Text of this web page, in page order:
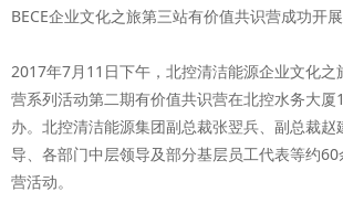
BECE企业文化之旅第三站有价值共识营成功开展
2017年7月11日下午，北控清洁能源企业文化之
营系列活动第二期有价值共识营在北控水务大
办。北控清洁能源集团副总裁张翌兵、副总裁赵
导、各部门中层领导及部分基层员工代表等约
营活动。